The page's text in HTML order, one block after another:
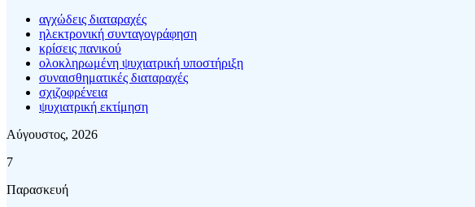
αγχώδεις διαταραχές
ηλεκτρονική συνταγογράφηση
κρίσεις πανικού
ολοκληρωμένη ψυχιατρική υποστήριξη
συναισθηματικές διαταραχές
σχιζοφρένεια
ψυχιατρική εκτίμηση
Αύγουστος, 2026
7
Παρασκευή